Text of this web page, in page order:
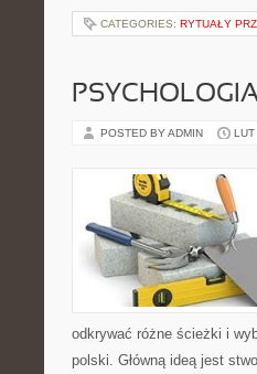
CATEGORIES: RYTUAŁY
POSTED BY ADMIN
odkrywać różne ścieżki i
polski. Główną ideą jest